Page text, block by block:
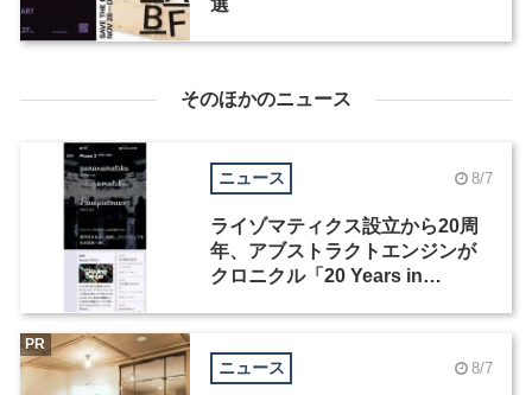
選
そのほかのニュース
ニュース 8/7
ライゾマティクス設立から20周
年、アブストラクトエンジンが
クロニクル「20 Years in
ニュース 8/7
PR